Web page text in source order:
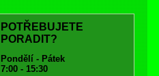
POTŘEBUJETE
PORADIT?
Pondělí - Pátek
7:00 - 15:30